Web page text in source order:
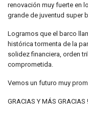
renovación muy fuerte en
grande de juventud super
Logramos que el barco
histórica tormenta de la
solidez financiera, orden
comprometida.
Vemos un futuro muy
GRACIAS Y MÁS GRACIAS